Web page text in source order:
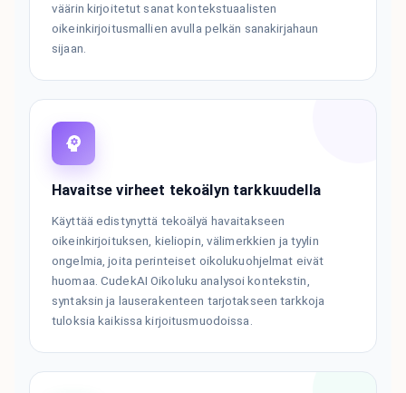
väärin kirjoitetut sanat kontekstuaalisten
oikeinkirjoitusmallien avulla pelkän sanakirjahaun
sijaan.
Havaitse virheet tekoälyn tarkkuudella
Käyttää edistynyttä tekoälyä havaitakseen
oikeinkirjoituksen, kieliopin, välimerkkien ja tyylin
ongelmia, joita perinteiset oikolukuohjelmat eivät
huomaa. CudekAI Oikoluku analysoi kontekstin,
syntaksin ja lauserakenteen tarjotakseen tarkkoja
tuloksia kaikissa kirjoitusmuodoissa.